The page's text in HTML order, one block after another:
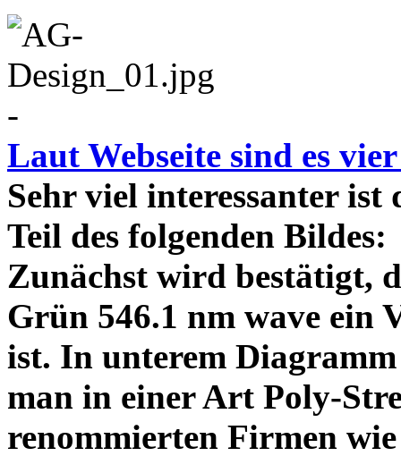
-
Laut Webseite sind es
Sehr viel interessanter
Teil des folgenden
Zunächst wird bestätigt,
Grün 546.1 nm wave ein
ist. In unterem
man in einer Art Poly-
renommierten Firmen